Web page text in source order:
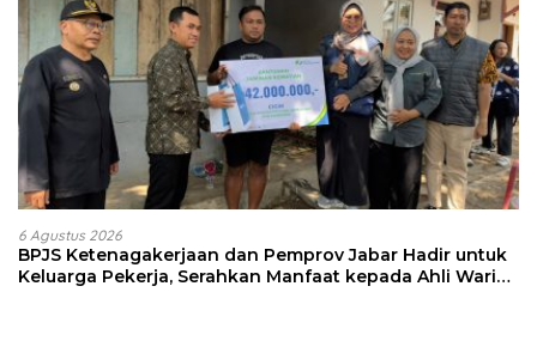
6 Agustus 2026
BPJS Ketenagakerjaan dan Pemprov Jabar Hadir untuk
Keluarga Pekerja, Serahkan Manfaat kepada Ahli Waris